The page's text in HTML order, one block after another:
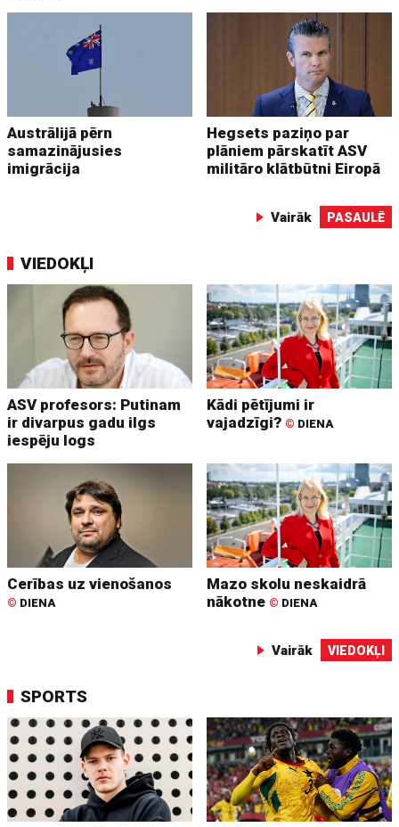
Austrālijā pērn
samazinājusies
imigrācija
Hegsets paziņo par
plāniem pārskatīt ASV
militāro klātbūtni Eiropā
Vairāk PASAULĒ
VIEDOKĻI
ASV profesors: Putinam
ir divarpus gadu ilgs
iespēju logs
Kādi pētījumi ir
vajadzīgi? © DIENA
Cerības uz vienošanos
© DIENA
Mazo skolu neskaidrā
nākotne © DIENA
Vairāk VIEDOKĻI
SPORTS